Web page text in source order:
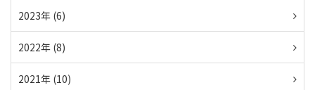
2023年 (6)
2022年 (8)
2021年 (10)